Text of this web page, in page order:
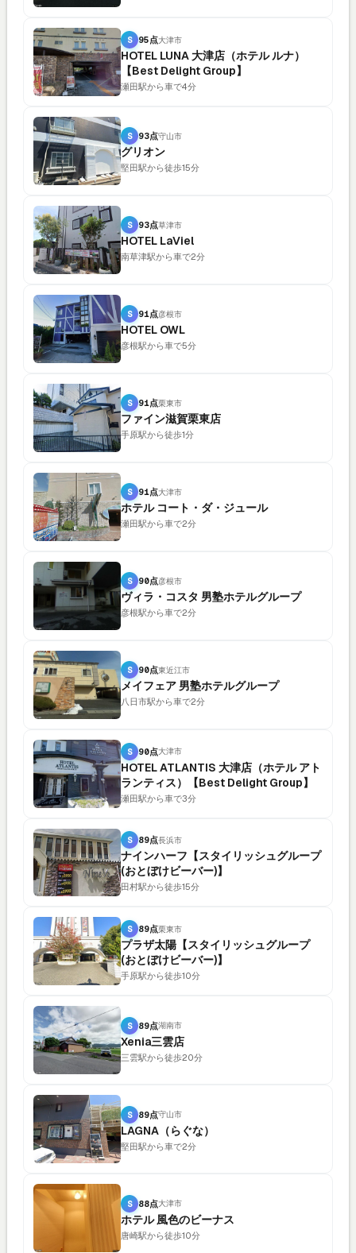
S 95点大津市
HOTEL LUNA 大津店（ホテル ルナ）
【Best Delight Group】
瀬田駅から車で4分
S 93点守山市
グリオン
堅田駅から徒歩15分
S 93点草津市
HOTEL LaViel
南草津駅から車で2分
S 91点彦根市
HOTEL OWL
彦根駅から車で5分
S 91点栗東市
ファイン滋賀栗東店
手原駅から徒歩1分
S 91点大津市
ホテル コート・ダ・ジュール
瀬田駅から車で2分
S 90点彦根市
ヴィラ・コスタ 男塾ホテルグループ
彦根駅から車で2分
S 90点東近江市
メイフェア 男塾ホテルグループ
八日市駅から車で2分
S 90点大津市
HOTEL ATLANTIS 大津店（ホテル アト
ランティス）【Best Delight Group】
瀬田駅から車で3分
S 89点長浜市
ナインハーフ【スタイリッシュグループ
(おとぼけビーバー)】
田村駅から徒歩15分
S 89点栗東市
プラザ太陽【スタイリッシュグループ
(おとぼけビーバー)】
手原駅から徒歩10分
S 89点湖南市
Xenia三雲店
三雲駅から徒歩20分
S 89点守山市
LAGNA（らぐな）
堅田駅から車で2分
S 88点大津市
ホテル 風色のビーナス
唐崎駅から徒歩10分